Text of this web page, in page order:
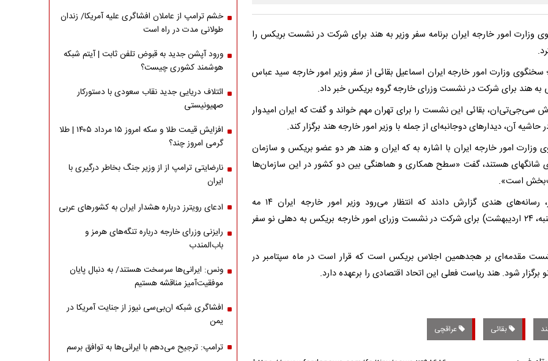
وزارت امور خارجه ایران برنامه سفر وزیر به هند برای شرکت در نشست بریکس را
سخنگوی وزارت امور خارجه ایران اسماعیل بقائی از سفر وزیر امور خارجه سید عباس
به هند برای شرکت در نشست وزرای خارجه گروه بریکس خبر داد.
سی‌جی‌تی‌ان، بقائی این نشست را برای تهران مهم خواند و گفت که ایران امیدوار
آن، دیدارهای دوجانبه‌ای از جمله با وزیر امور خارجه هند برگزار کند.
وزارت امور خارجه ایران با اشاره به که ایران و هند هر دو عضو بریکس و سازمان
شانگهای هستند، گفت «سطح همکاری و هماهنگی بین دو کشور در این سازمان‌ها
است».
پیش‌تر، رسانه‌های هندی گزارش دادند که انتظار می‌رود وزیر امور خارجه ایران ۱۴ مه
(پنجشنبه، ۲۴ اردیبهشت) برای شرکت در نشست وزرای امور خارجه بریکس به دهلی نو سفر
مقدمه‌ای بر هجدهمین اجلاس بریکس است که قرار است در ماه سپتامبر در
برگزار شود. هند ریاست فعلی این اتحاد اقتصادی را برعهده دارد.
بقائی عراقچی
خشم ترامپ از عاملان افشاگری‌ علیه آمریکا/ زندان
طولانی مدت در راه است
ورود آپشن جدید به قبوض تلفن ثابت | آیتم شبکه
هوشمند کشوری چیست؟
ائتلاف دریایی جدید نقاب سعودی با دستورکار
صهیونیستی
افزایش قیمت طلا و سکه امروز ۱۵ مرداد ۱۴۰۵ | طلا
گرمی امروز چند؟
نارضایتی ترامپ از از وزیر جنگ بخاطر درگیری با
ایران
ادعای رویترز درباره هشدار ایران به کشورهای عربی
رایزنی وزرای خارجه درباره تنگه‌های هرمز و
باب‌المندب
ونس: ایرانی‌ها سرسخت هستند/ به دنبال پایان
موفقیت‌آمیز مناقشه هستیم
افشاگری شبکه ان‌بی‌سی نیوز از جنایت آمریکا در
یمن
ترامپ: ترجیح می‌دهم با ایرانی‌‌ها به توافق برسم